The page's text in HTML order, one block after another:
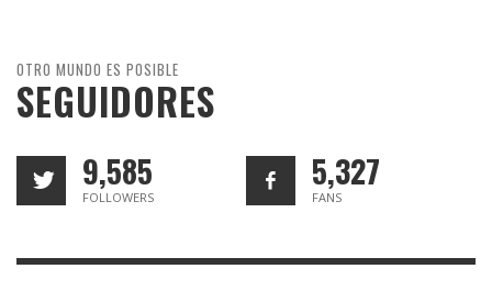
OTRO MUNDO ES POSIBLE
SEGUIDORES
9,585
FOLLOWERS
5,327
FANS